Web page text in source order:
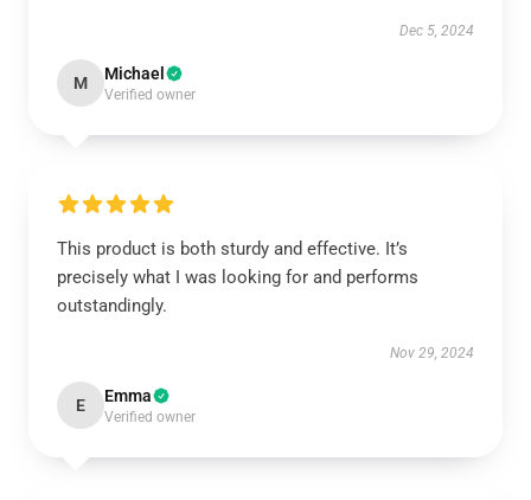
Dec 5, 2024
M Michael
Verified owner
This product is both sturdy and effective. It’s
precisely what I was looking for and performs
outstandingly.
Nov 29, 2024
E Emma
Verified owner